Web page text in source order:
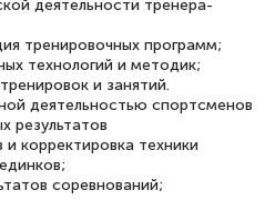
со мной
на все
и в течении
деятельности тренера-
тренировочных программ;
технологий и методик;
и занятий.
деятельностью спортсменов
результатов
корректировка техники
соревнований;